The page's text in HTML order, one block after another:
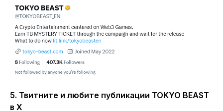
5. Твитните и любите публикации TOKYO BEAST
в X